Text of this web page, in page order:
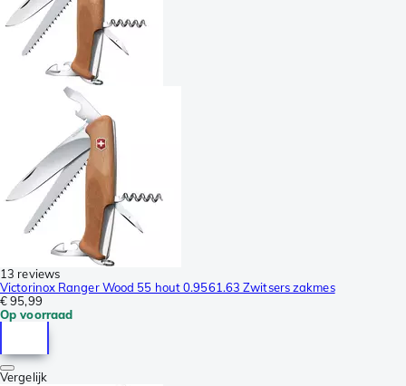
13 reviews
Victorinox Ranger Wood 55 hout 0.9561.63 Zwitsers zakmes
€ 95,99
Op voorraad
Vergelijk